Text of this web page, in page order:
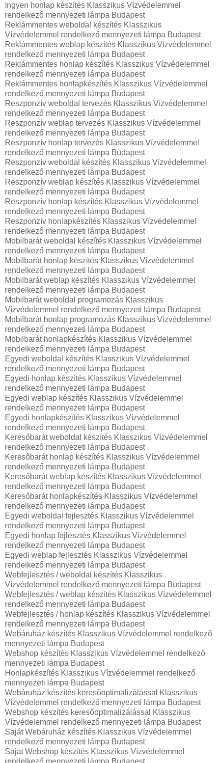
Ingyen honlap készítés Klasszikus Vízvédelemmel
rendelkező mennyezeti lámpa Budapest
Reklámmentes weboldal készítés Klasszikus
Vízvédelemmel rendelkező mennyezeti lámpa Budapest
Reklámmentes weblap készítés Klasszikus Vízvédelemmel
rendelkező mennyezeti lámpa Budapest
Reklámmentes honlap készítés Klasszikus Vízvédelemmel
rendelkező mennyezeti lámpa Budapest
Reklámmentes honlapkészítés Klasszikus Vízvédelemmel
rendelkező mennyezeti lámpa Budapest
Reszponzív weboldal tervezés Klasszikus Vízvédelemmel
rendelkező mennyezeti lámpa Budapest
Reszponzív weblap tervezés Klasszikus Vízvédelemmel
rendelkező mennyezeti lámpa Budapest
Reszponzív honlap tervezés Klasszikus Vízvédelemmel
rendelkező mennyezeti lámpa Budapest
Reszponzív weboldal készítés Klasszikus Vízvédelemmel
rendelkező mennyezeti lámpa Budapest
Reszponzív weblap készítés Klasszikus Vízvédelemmel
rendelkező mennyezeti lámpa Budapest
Reszponzív honlap készítés Klasszikus Vízvédelemmel
rendelkező mennyezeti lámpa Budapest
Reszponzív honlapkészítés Klasszikus Vízvédelemmel
rendelkező mennyezeti lámpa Budapest
Mobilbarát weboldal készítés Klasszikus Vízvédelemmel
rendelkező mennyezeti lámpa Budapest
Mobilbarát honlap készítés Klasszikus Vízvédelemmel
rendelkező mennyezeti lámpa Budapest
Mobilbarát weblap készítés Klasszikus Vízvédelemmel
rendelkező mennyezeti lámpa Budapest
Mobilbarát weboldal programozás Klasszikus
Vízvédelemmel rendelkező mennyezeti lámpa Budapest
Mobilbarát honlap programozás Klasszikus Vízvédelemmel
rendelkező mennyezeti lámpa Budapest
Mobilbarát honlapkészítés Klasszikus Vízvédelemmel
rendelkező mennyezeti lámpa Budapest
Egyedi weboldal készítés Klasszikus Vízvédelemmel
rendelkező mennyezeti lámpa Budapest
Egyedi honlap készítés Klasszikus Vízvédelemmel
rendelkező mennyezeti lámpa Budapest
Egyedi weblap készítés Klasszikus Vízvédelemmel
rendelkező mennyezeti lámpa Budapest
Egyedi honlapkészítés Klasszikus Vízvédelemmel
rendelkező mennyezeti lámpa Budapest
Keresőbarát weboldal készítés Klasszikus Vízvédelemmel
rendelkező mennyezeti lámpa Budapest
Keresőbarát honlap készítés Klasszikus Vízvédelemmel
rendelkező mennyezeti lámpa Budapest
Keresőbarát weblap készítés Klasszikus Vízvédelemmel
rendelkező mennyezeti lámpa Budapest
Keresőbarát honlapkészítés Klasszikus Vízvédelemmel
rendelkező mennyezeti lámpa Budapest
Egyedi weboldal fejlesztés Klasszikus Vízvédelemmel
rendelkező mennyezeti lámpa Budapest
Egyedi honlap fejlesztés Klasszikus Vízvédelemmel
rendelkező mennyezeti lámpa Budapest
Egyedi weblap fejlesztés Klasszikus Vízvédelemmel
rendelkező mennyezeti lámpa Budapest
Webfejlesztés / weboldal készítés Klasszikus
Vízvédelemmel rendelkező mennyezeti lámpa Budapest
Webfejlesztés / weblap készítés Klasszikus Vízvédelemmel
rendelkező mennyezeti lámpa Budapest
Webfejlesztés / honlap készítés Klasszikus Vízvédelemmel
rendelkező mennyezeti lámpa Budapest
Webáruház készítés Klasszikus Vízvédelemmel rendelkező
mennyezeti lámpa Budapest
Webshop készítés Klasszikus Vízvédelemmel rendelkező
mennyezeti lámpa Budapest
Honlapkészítés Klasszikus Vízvédelemmel rendelkező
mennyezeti lámpa Budapest
Webáruház készítés keresőoptimalizálással Klasszikus
Vízvédelemmel rendelkező mennyezeti lámpa Budapest
Webshop készítés keresőoptimalizálással Klasszikus
Vízvédelemmel rendelkező mennyezeti lámpa Budapest
Saját Webáruház készítés Klasszikus Vízvédelemmel
rendelkező mennyezeti lámpa Budapest
Saját Webshop készítés Klasszikus Vízvédelemmel
rendelkező mennyezeti lámpa Budapest